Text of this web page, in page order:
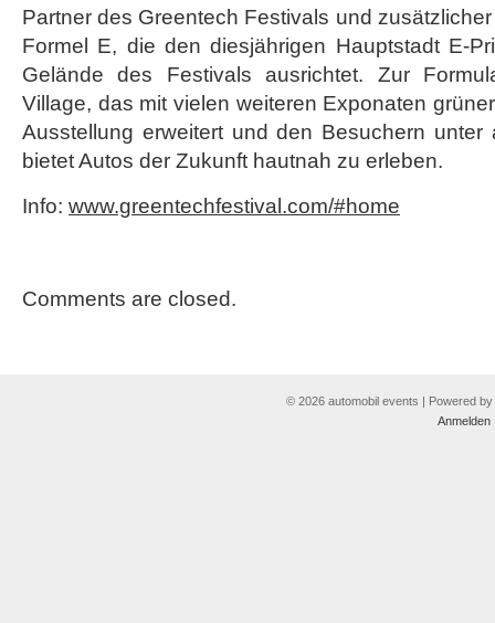
Partner des Greentech Festivals und
Formel E, die den diesjährigen Hauptstadt E-
Gelände des Festivals ausrichtet. Zur
Village, das mit vielen weiteren Exponaten
Ausstellung erweitert und den Besuchern unter
bietet Autos der Zukunft hautnah zu erleben.
Info: www.greentechfestival.com/#home
Comments are closed.
© 2026 automobil events | Powered by
Anmelden|